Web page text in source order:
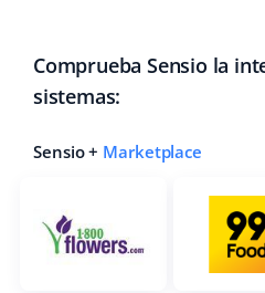
Comprueba Sensio la
sistemas:
Sensio + Marketplace